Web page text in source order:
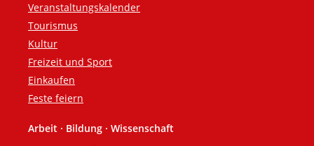
Veranstaltungskalender
Tourismus
Kultur
Freizeit und Sport
Einkaufen
Feste feiern
Arbeit · Bildung · Wissenschaft